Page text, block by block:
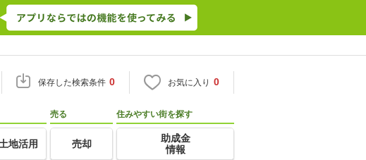
保存した検索条件 0 お気に入り 0
土地活用
売る
売却
住みやすい街を探す
助成金
情報